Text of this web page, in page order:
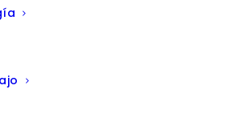
recibe la
AEI: Impulsando
de la biomasa